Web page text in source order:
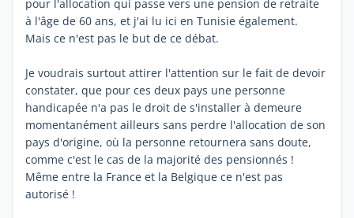
pour l'allocation qui passe vers une pension de retraite
à l'âge de 60 ans, et j'ai lu ici en Tunisie également.
Mais ce n'est pas le but de ce débat.
Je voudrais surtout attirer l'attention sur le fait de devoir
constater, que pour ces deux pays une personne
handicapée n'a pas le droit de s'installer à demeure
momentanément ailleurs sans perdre l'allocation de son
pays d'origine, où la personne retournera sans doute,
comme c'est le cas de la majorité des pensionnés !
Même entre la France et la Belgique ce n'est pas
autorisé !